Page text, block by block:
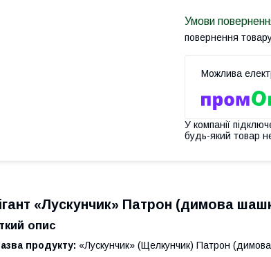
повернення
У компанії
будь-який товар
«Лускунчик» Патрон (димова
опис
продукту: «Лускунчик» (Щелкунчик) Патрон